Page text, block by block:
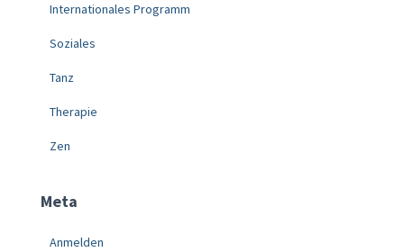
Internationales Programm
Soziales
Tanz
Therapie
Zen
Meta
Anmelden